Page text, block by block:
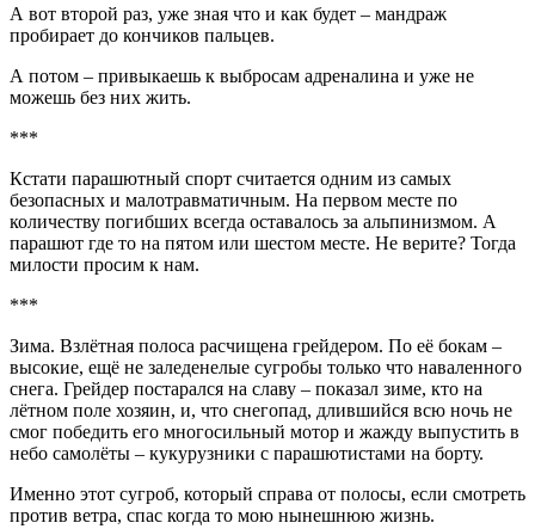
А вот второй раз, уже зная что и как будет – мандраж
пробирает до кончиков пальцев.
А потом – привыкаешь к выбросам адреналина и уже не
можешь без них жить.
***
Кстати парашютный спорт считается одним из самых
безопасных и малотравматичным. На первом месте по
количеству погибших всегда оставалось за альпинизмом. А
парашют где то на пятом или шестом месте. Не верите? Тогда
милости просим к нам.
***
Зима. Взлётная полоса расчищена грейдером. По её бокам –
высокие, ещё не заледенелые сугробы только что наваленного
снега. Грейдер постарался на славу – показал зиме, кто на
лётном поле хозяин, и, что снегопад, длившийся всю ночь не
смог победить его многосильный мотор и жажду выпустить в
небо самолёты – кукурузники с парашютистами на борту.
Именно этот сугроб, который справа от полосы, если смотреть
против ветра, спас когда то мою нынешнюю жизнь.